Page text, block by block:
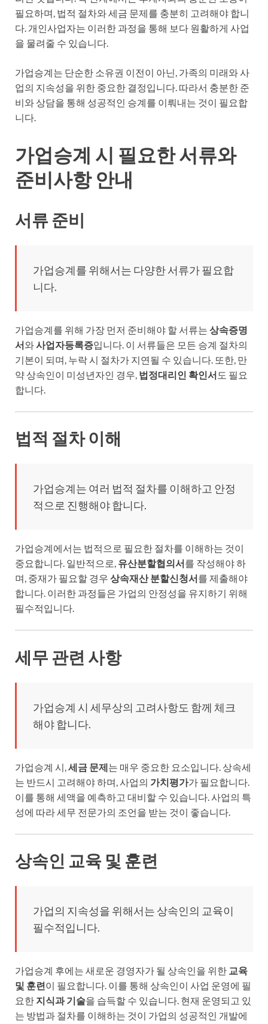
필요하며, 법적 절차와 세금 문제를 충분히 고려해야 합니
다. 개인사업자는 이러한 과정을 통해 보다 원활하게 사업
을 물려줄 수 있습니다.
가업승계는 단순한 소유권 이전이 아닌, 가족의 미래와 사
업의 지속성을 위한 중요한 결정입니다. 따라서 충분한 준
비와 상담을 통해 성공적인 승계를 이뤄내는 것이 필요합
니다.
가업승계 시 필요한 서류와
준비사항 안내
서류 준비
가업승계를 위해서는 다양한 서류가 필요합
니다.
가업승계를 위해 가장 먼저 준비해야 할 서류는 상속증명
서와사업자등록증입니다. 이 서류들은 모든 승계 절차의
기본이 되며, 누락 시 절차가 지연될 수 있습니다. 또한, 만
약 상속인이 미성년자인 경우, 법정대리인 확인서 도 필요
합니다.
법적 절차 이해
가업승계는 여러 법적 절차를 이해하고 안정
적으로 진행해야 합니다.
가업승계에서는 법적으로 필요한 절차를 이해하는 것이
중요합니다. 일반적으로, 유산분할협의서를 작성해야 하
며, 중재가 필요할 경우 상속재산 분할신청서를 제출해야
합니다. 이러한 과정들은 가업의 안정성을 유지하기 위해
필수적입니다.
세무 관련 사항
가업승계 시 세무상의 고려사항도 함께 체크
해야 합니다.
가업승계 시, 세금 문제는 매우 중요한 요소입니다. 상속세
는 반드시 고려해야 하며, 사업의 가치평가가 필요합니다.
이를 통해 세액을 예측하고 대비할 수 있습니다. 사업의 특
성에 따라 세무 전문가의 조언을 받는 것이 좋습니다.
상속인 교육 및 훈련
가업의 지속성을 위해서는 상속인의 교육이
필수적입니다.
가업승계 후에는 새로운 경영자가 될 상속인을 위한 교육
및 훈련이 필요합니다. 이를 통해 상속인이 사업 운영에 필
요한 지식과 기술을 습득할 수 있습니다. 현재 운영되고 있
는 방법과 절차를 이해하는 것이 가업의 성공적인 개발에